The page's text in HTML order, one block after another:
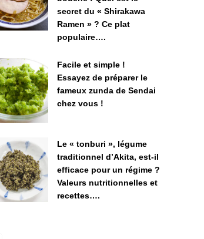
secret du « Shirakawa
Ramen » ? Ce plat
populaire….
Facile et simple !
Essayez de préparer le
fameux zunda de Sendai
chez vous !
Le « tonburi », légume
traditionnel d’Akita, est-il
efficace pour un régime ?
Valeurs nutritionnelles et
recettes….